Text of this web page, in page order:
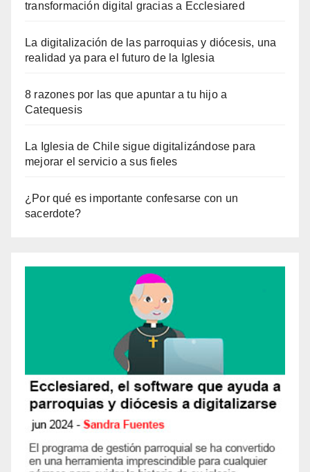
transformación digital gracias a Ecclesiared
La digitalización de las parroquias y diócesis, una
realidad ya para el futuro de la Iglesia
8 razones por las que apuntar a tu hijo a
Catequesis
La Iglesia de Chile sigue digitalizándose para
mejorar el servicio a sus fieles
¿Por qué es importante confesarse con un
sacerdote?